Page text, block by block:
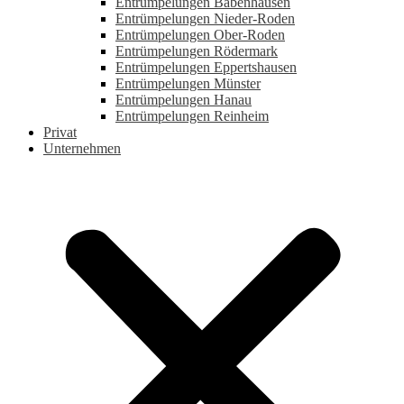
Entrümpelungen Nieder-Roden
Entrümpelungen Ober-Roden
Entrümpelungen Rödermark
Entrümpelungen Eppertshausen
Entrümpelungen Münster
Entrümpelungen Hanau
Entrümpelungen Reinheim
Privat
Unternehmen